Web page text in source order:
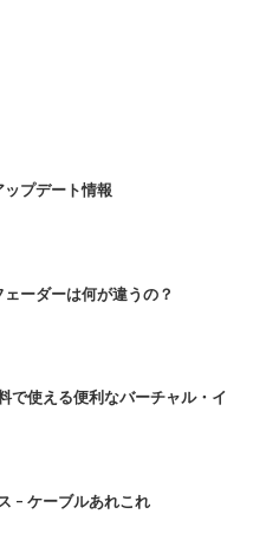
プデート情報
ーダーは何が違うの？
で使える便利なバーチャル・イ
– ケーブルあれこれ